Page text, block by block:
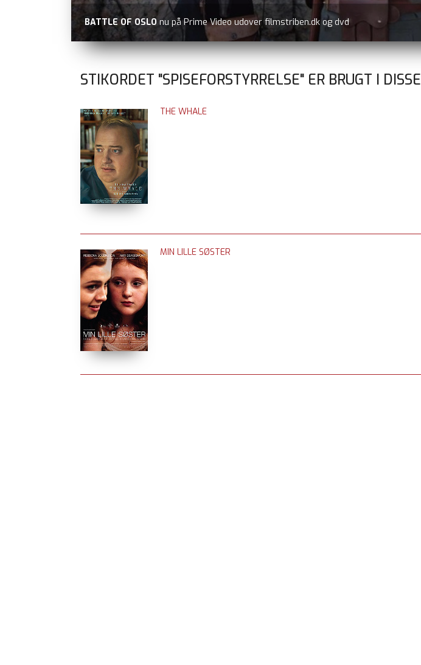
BATTLE OF OSLO nu på Prime Video udover filmstriben.dk og dvd
STIKORDET "SPISEFORSTYRRELSE" ER BRUGT I DISSE
THE WHALE
MIN LILLE SØSTER